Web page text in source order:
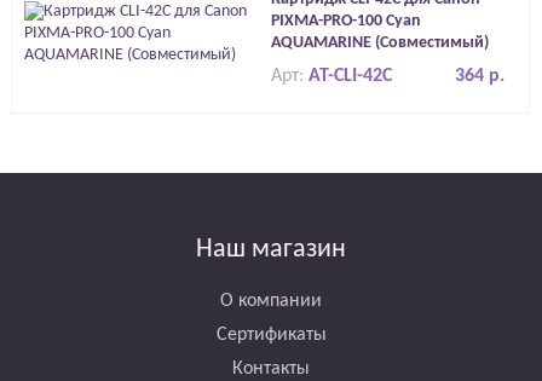
PIXMA-PRO-100 Cyan
AQUAMARINE (Совместимый)
364 р.
Арт:AT-CLI-42C
Наш магазин
О компании
Сертификаты
Контакты